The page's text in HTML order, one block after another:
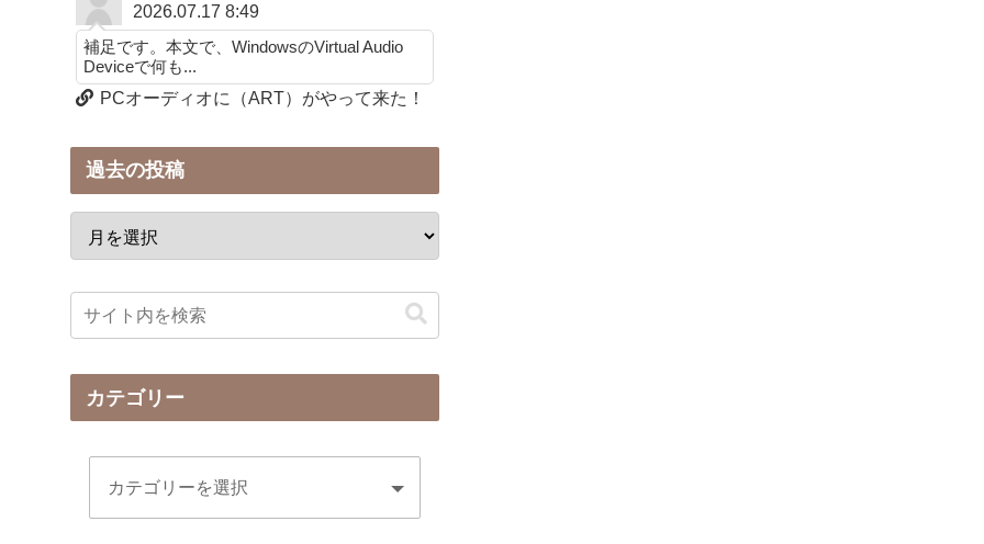
2026.07.17 8:49
補足です。本文で、WindowsのVirtual Audio
Deviceで何も...
PCオーディオに（ART）がやって来た！
過去の投稿
カテゴリー